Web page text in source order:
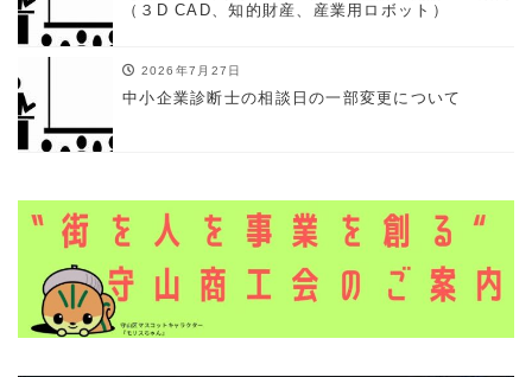
（３D CAD、知的財産、産業用ロボット）
2026年7月27日
中小企業診断士の相談日の一部変更について